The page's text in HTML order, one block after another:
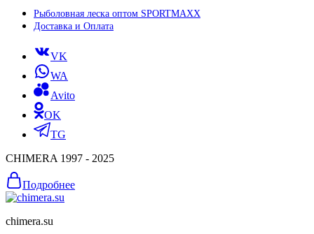
Рыболовная леска оптом SPORTMAXX
Доставка и Оплата
VK
WA
Avito
OK
TG
CHIMERA 1997 - 2025
Подробнее
chimera.su